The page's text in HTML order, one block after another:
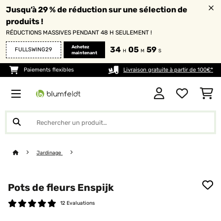
Jusqu’à 29 % de réduction sur une sélection de
produits !
RÉDUCTIONS MASSIVES PENDANT 48 H SEULEMENT !
FULLSWING29
Achetez
maintenant
34 H 05 M 57 S
Paiements flexibles Livraison gratuite à partir de 100€*
Jardinage
Pots de fleurs Enspijk
12 Evaluations